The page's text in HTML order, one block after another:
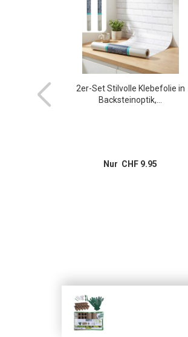
2er-Set Stilvolle Klebefolie in
Backsteinoptik,...
Nur CHF 9.95